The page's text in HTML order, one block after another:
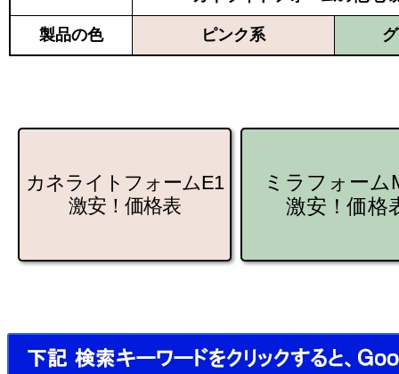
製品の色 ピンク系
カネライトフォームE1
激安！価格表
ミラフォーム
激安！価格